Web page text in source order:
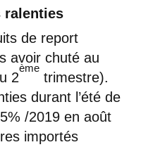
ralenties
de report
avoir chuté au
2
ème
trimestre).
durant l’été de
/2019 en août
importés